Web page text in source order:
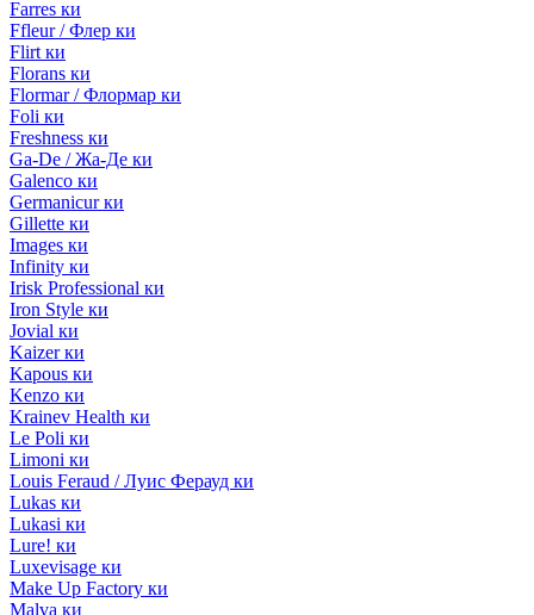
Farres ки
Ffleur / Флер ки
Flirt ки
Florans ки
Flormar / Флормар ки
Foli ки
Freshness ки
Ga-De / Жа-Де ки
Galenco ки
Germanicur ки
Gillette ки
Images ки
Infinity ки
Irisk Professional ки
Iron Style ки
Jovial ки
Kaizer ки
Kapous ки
Kenzo ки
Krainev Health ки
Le Poli ки
Limoni ки
Louis Feraud / Луис Ферауд ки
Lukas ки
Lukasi ки
Lure! ки
Luxevisage ки
Make Up Factory ки
Malva ки